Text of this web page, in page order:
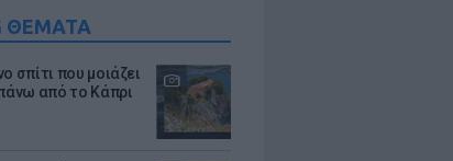
ΘΕΜΑΤΑ
σπίτι που μοιάζει
από το Κάπρι